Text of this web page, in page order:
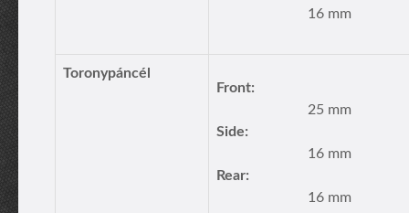
16 mm
Toronypáncél
Front:
25 mm
Side:
16 mm
Rear:
16 mm